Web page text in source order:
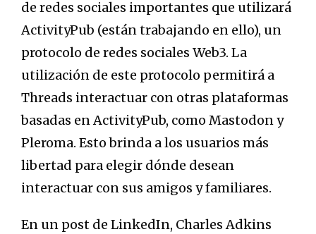
de redes sociales importantes que utilizará
ActivityPub (están trabajando en ello), un
protocolo de redes sociales Web3. La
utilización de este protocolo permitirá a
Threads interactuar con otras plataformas
basadas en ActivityPub, como Mastodon y
Pleroma. Esto brinda a los usuarios más
libertad para elegir dónde desean
interactuar con sus amigos y familiares.
En un post de LinkedIn, Charles Adkins